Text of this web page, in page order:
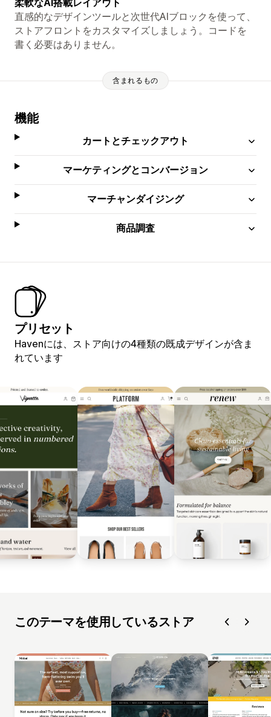
直感的なデザインツールと次世代AIブロックを使って、
ストアフロントをカスタマイズしましょう。コードを
書く必要はありません。
含まれるもの
機能
カートとチェックアウト
マーケティングとコンバージョン
マーチャンダイジング
商品調査
プリセット
Havenには、ストア向けの4種類の既成デザインが含ま
れています
このテーマを使用しているストア